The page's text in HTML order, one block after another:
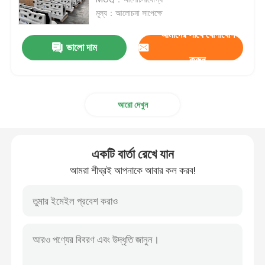
মূল্য：আলোচনা সাপেক্ষে
ভালো দাম
আমাদের সাথে যোগাযোগ
করুন
আরো দেখুন
একটি বার্তা রেখে যান
আমরা শীঘ্রই আপনাকে আবার কল করব!